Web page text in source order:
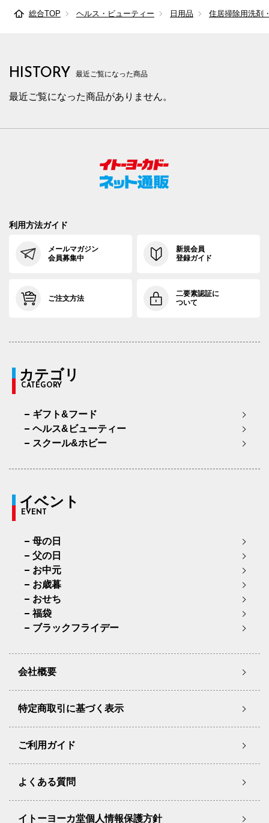
総合TOP ヘルス・ビューティー 日用品 住居掃除用洗剤
HISTORY 最近ご覧になった商品
最近ご覧になった商品がありません。
利用方法ガイド
メールマガジン
会員募集中
新規会員
登録ガイド
ご注文方法
二要素認証に
ついて
カテゴリ
CATEGORY
ギフト&フード
ヘルス&ビューティー
スクール&ホビー
イベント
EVENT
母の日
父の日
お中元
お歳暮
おせち
福袋
ブラックフライデー
会社概要
特定商取引に基づく表示
ご利用ガイド
よくある質問
イトーヨーカ堂個人情報保護方針